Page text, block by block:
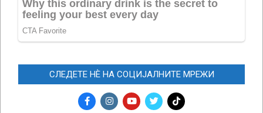
СЛЕДЕТЕ НЀ НА СОЦИЈАЛНИТЕ МРЕЖИ